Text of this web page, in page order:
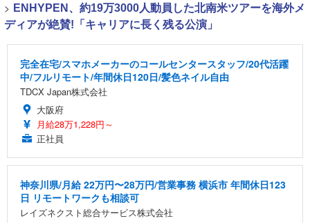
> ENHYPEN、約19万3000人動員した北南米ツアーを海外メ
ディアが絶賛!「キャリアに長く残る公演」
完全在宅/スマホメーカーのコールセンタースタッフ/20代活躍
中/フルリモート/年間休日120日/髪色ネイル自由
TDCX Japan株式会社
大阪府
月給28万1,228円～
正社員
神奈川県/月給 22万円〜28万円/営業事務 横浜市 年間休日123
日 リモートワークも相談可
レイズネクスト総合サービス株式会社